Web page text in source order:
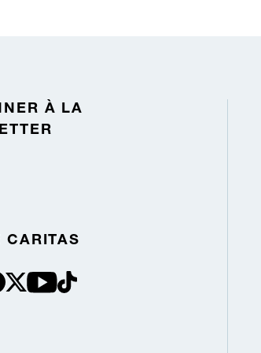
À LA
CARITAS
Twitter / X
youtube
tiktok